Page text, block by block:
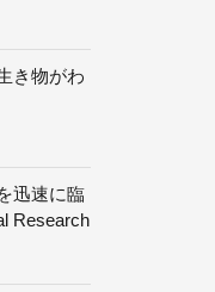
き物がわ
迅速に臨
Research